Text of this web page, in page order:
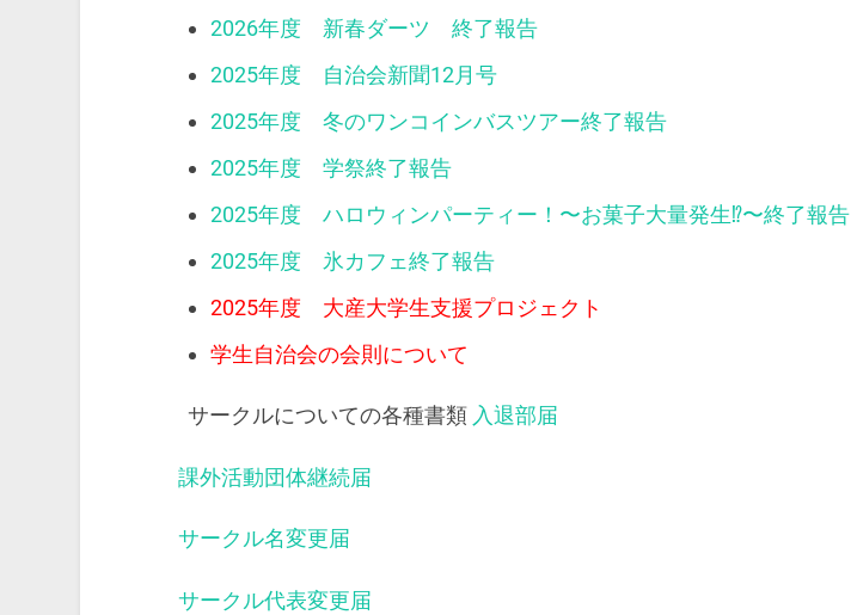
2026年度 新春ダーツ 終了報告
2025年度 自治会新聞12月号
2025年度 冬のワンコインバスツアー終了報告
2025年度 学祭終了報告
2025年度 ハロウィンパーティー！〜お菓子大量発生⁉︎〜終了報告
2025年度 氷カフェ終了報告
2025年度 大産大学生支援プロジェクト
学生自治会の会則について
サークルについての各種書類 入退部届
課外活動団体継続届
サークル名変更届
サークル代表変更届